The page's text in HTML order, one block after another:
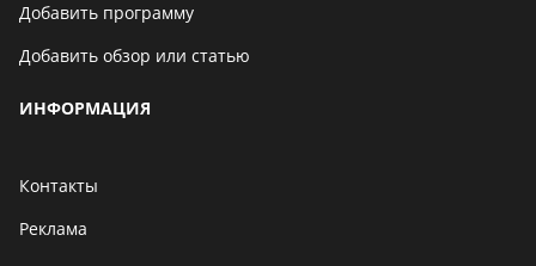
Добавить программу
Добавить обзор или статью
ИНФОРМАЦИЯ
Контакты
Реклама